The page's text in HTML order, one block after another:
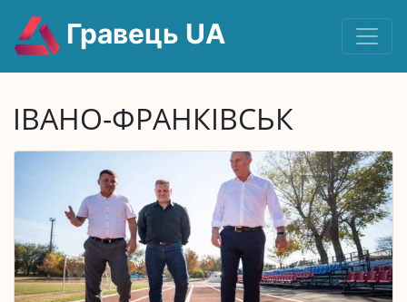
Гравець UA
ІВАНО-ФРАНКІВСЬК